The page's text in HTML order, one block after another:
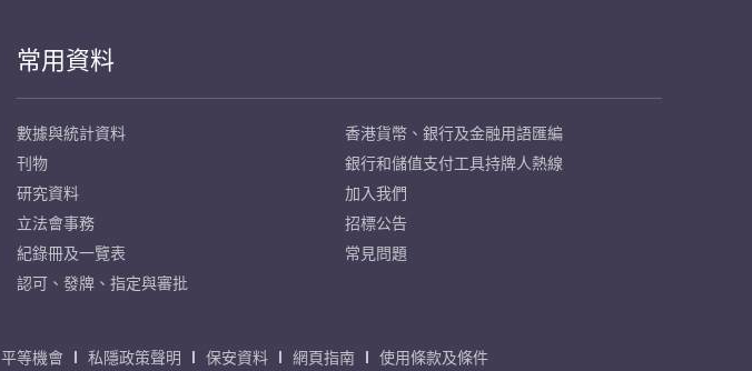
常用資料
數據與統計資料
刊物
研究資料
立法會事務
紀錄冊及一覽表
認可、發牌、指定與審批
香港貨幣、銀行及金融用語匯編
銀行和儲值支付工具持牌人熱線
加入我們
招標公告
常見問題
平等機會 私隱政策聲明 保安資料 網頁指南 使用條款及條件